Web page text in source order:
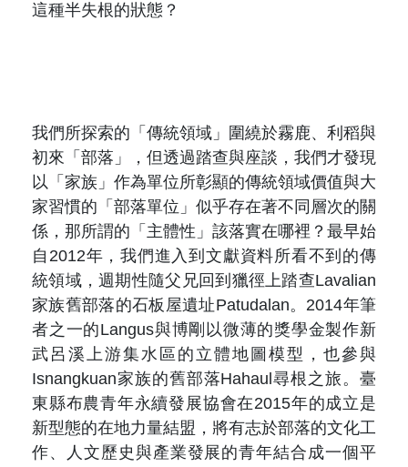
這種半失根的狀態？
我們所探索的「傳統領域」圍繞於霧鹿、利稻與
初來「部落」，但透過踏查與座談，我們才發現
以「家族」作為單位所彰顯的傳統領域價值與大
家習慣的「部落單位」似乎存在著不同層次的關
係，那所謂的「主體性」該落實在哪裡？最早始
自 2012年，我們進入到文獻資料所看不到的傳
統領域，週期性隨父兄回到獵徑上踏查Lavalian
家族舊部落的石板屋遺址Patudalan。 2014年筆
者之一的Langus與博剛以微薄的獎學金製作新
武呂溪上游集水區的立體地圖模型，也參與
Isnangkuan家族的舊部落Hahaul 尋根之旅。臺
東縣布農青年永續發展協會在2015年的成立是
新型態的在地力量結盟，將有志於部落的文化工
作、人文歷史與產業發展的青年結合成一個平